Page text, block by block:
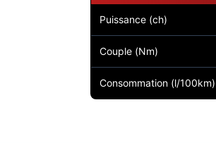
Puissance (ch)
Couple (Nm)
Consommation (l/100km)